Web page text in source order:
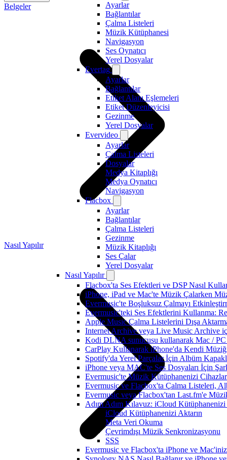
Ayarlar
Bağlantılar
Çalma Listeleri
Müzik Kütüphanesi
Navigasyon
Ses Oynatıcı
Yerel Dosyalar
Evertag
Ayarlar
Bağlantılar
Etiket Alanı Eşlemeleri
Etiket Düzenleyicisi
Gezinme
Yerel Dosyalar
Evervideo
Ayarlar
Çalma Listeleri
Dosyalar
Medya Kitaplığı
Medya Oynatıcı
Navigasyon
Flacbox
Ayarlar
Bağlantılar
Çalma Listeleri
Gezinme
Müzik Kitaplığı
Ses Çalar
Yerel Dosyalar
Nasıl Yapılır
Flacbox'ta Ses Efektleri ve DSP Nasıl
iPhone, iPad ve Mac'te Müzik Çalarken
Evermusic'te Boşluksuz Çalmayı
Evermusic'teki Ses Efektlerini Kullanma:
Apple Music Çalma Listelerini Dışa
Internet Archive veya Live Music Archive
Kodi DLNA sunucusu kullanarak Mac / PC
CarPlay Kullanarak iPhone'da Kendi
Spotify'da Yerel Parçalar İçin Albüm
iPhone veya MAC'te Ses Dosyaları İçin
Evermusic'te Müzik Kütüphanenizi Cihazlar
Evermusic ve Flacbox'ta Çalma Listeleri,
Evermusic veya Flacbox'tan Last.fm'e
Adım Adım Kılavuz: iCloud
iCloud Kütüphanenizi Aktarın
Meta Veri Okuma
Çevrimdışı Müzik Senkronizasyonu
SSS
Evermusic ve Flacbox'ta iPhone ve
Belgeler
Nasıl Yapılır